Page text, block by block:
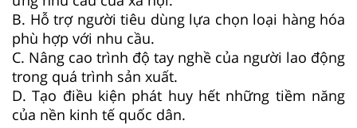
B. Hỗ trợ người tiêu dùng lựa chọn loại hàng hóa
phù hợp với nhu cầu.
C. Nâng cao trình độ tay nghề của người lao động
trong quá trình sản xuất.
D. Tạo điều kiện phát huy hết những tiềm năng
của nền kinh tế quốc dân.